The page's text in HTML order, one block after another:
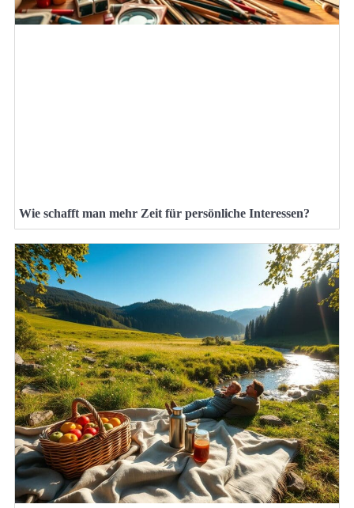
Wie schafft man mehr Zeit für persönliche Interessen?